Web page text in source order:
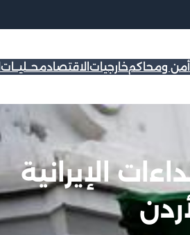
أمن ومحاكمخارجيات الاقتصادمحــليــات
الإيرانية